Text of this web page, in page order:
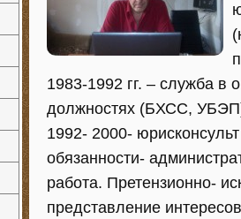
1983-1992 гг. – служба в
должностях (БХСС,
1992- 2000-
обязанности-
работа. Претензионно-
представление